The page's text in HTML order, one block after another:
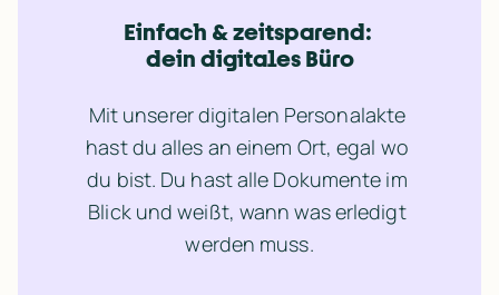
Einfach & zeitsparend:
dein digitales Büro
Mit unserer digitalen Personalakte
hast du alles an einem Ort, egal wo
du bist. Du hast alle Dokumente im
Blick und weißt, wann was erledigt
werden muss.